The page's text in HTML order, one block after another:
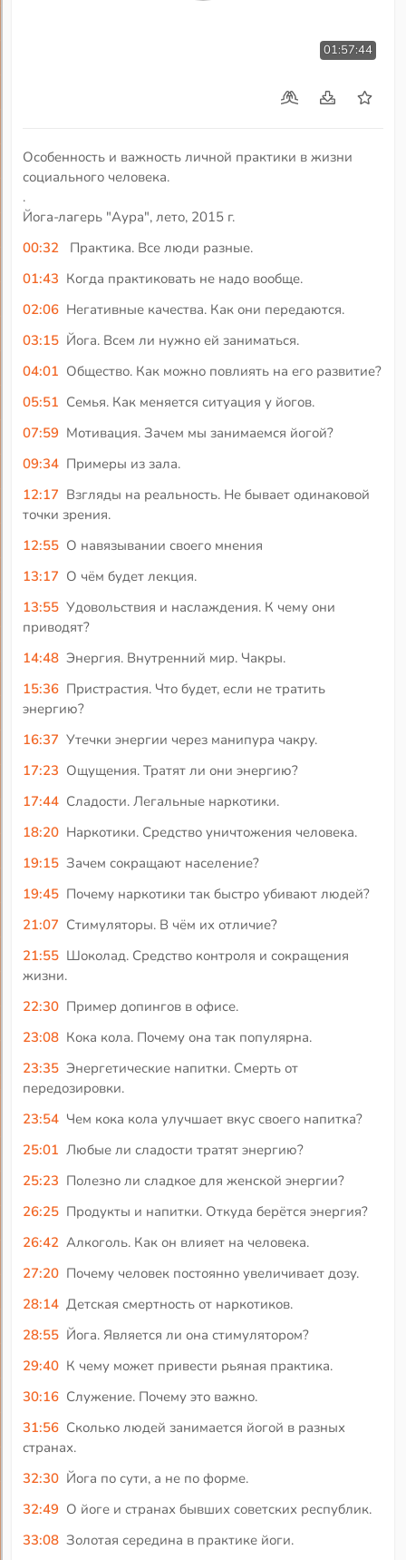
01:57:44
Особенность и важность личной практики в жизни
социального человека.
.
Йога-лагерь "Аура", лето, 2015 г.
00:32
Практика. Все люди разные.
01:43 Когда практиковать не надо вообще.
02:06 Негативные качества. Как они передаются.
03:15 Йога. Всем ли нужно ей заниматься.
04:01 Общество. Как можно повлиять на его развитие?
05:51 Семья. Как меняется ситуация у йогов.
07:59 Мотивация. Зачем мы занимаемся йогой?
09:34 Примеры из зала.
12:17 Взгляды на реальность. Не бывает одинаковой
точки зрения.
12:55 О навязывании своего мнения
13:17 О чём будет лекция.
13:55 Удовольствия и наслаждения. К чему они
приводят?
14:48 Энергия. Внутренний мир. Чакры.
15:36 Пристрастия. Что будет, если не тратить
энергию?
16:37 Утечки энергии через манипура чакру.
17:23 Ощущения. Тратят ли они энергию?
17:44 Сладости. Легальные наркотики.
18:20 Наркотики. Средство уничтожения человека.
19:15 Зачем сокращают население?
19:45 Почему наркотики так быстро убивают людей?
21:07 Стимуляторы. В чём их отличие?
21:55 Шоколад. Средство контроля и сокращения
жизни.
22:30 Пример допингов в офисе.
23:08 Кока кола. Почему она так популярна.
23:35 Энергетические напитки. Смерть от
передозировки.
23:54 Чем кока кола улучшает вкус своего напитка?
25:01 Любые ли сладости тратят энергию?
25:23 Полезно ли сладкое для женской энергии?
26:25 Продукты и напитки. Откуда берётся энергия?
26:42 Алкоголь. Как он влияет на человека.
27:20 Почему человек постоянно увеличивает дозу.
28:14 Детская смертность от наркотиков.
28:55 Йога. Является ли она стимулятором?
29:40 К чему может привести рьяная практика.
30:16 Служение. Почему это важно.
31:56 Сколько людей занимается йогой в разных
странах.
32:30 Йога по сути, а не по форме.
32:49 О йоге и странах бывших советских республик.
33:08 Золотая середина в практике йоги.